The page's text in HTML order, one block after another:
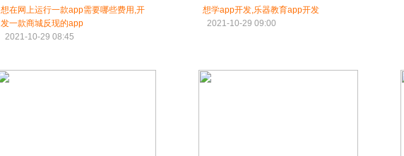
想在网上运行一款app需要哪些费用,开
发一款商城反现的app
2021-10-29 08:45
想学app开发,乐器教育app开发
2021-10-29 09:00